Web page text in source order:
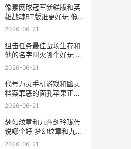
像素网球冠军新鲜版和英
雄战魂BT版谁更好玩 像
素网球冠军新手教程
2026-06-21
狙击任务最佳战场生存和
他的名字叫火哪个好玩 狙
击任务第一关人在哪
2026-06-21
代号万灵手机游戏和幽灵
档案罪恶的面孔苹果正式
版如何玩 代号ol
2026-06-21
梦幻纹章和九州剑玲珑传
说哪个好 梦幻纹章和九州
纹章区别
2026-06-21